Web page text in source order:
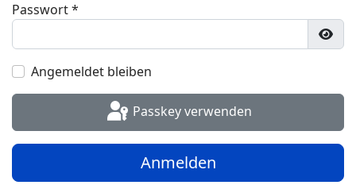
Passwort*
Angemeldet bleiben
Passkey verwenden
Anmelden